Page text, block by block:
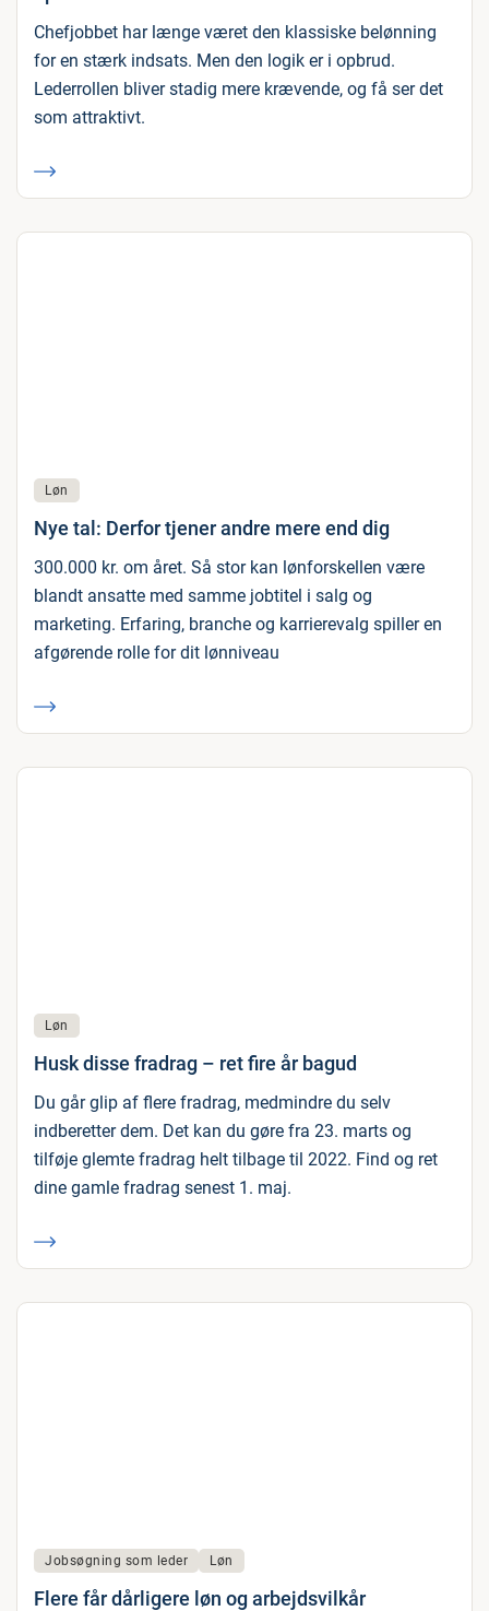
Chefjobbet har længe været den klassiske belønning
for en stærk indsats. Men den logik er i opbrud.
Lederrollen bliver stadig mere krævende, og få ser det
som attraktivt.
Løn
Nye tal: Derfor tjener andre mere end dig
300.000 kr. om året. Så stor kan lønforskellen være
blandt ansatte med samme jobtitel i salg og
marketing. Erfaring, branche og karrierevalg spiller en
afgørende rolle for dit lønniveau
Løn
Husk disse fradrag – ret fire år bagud
Du går glip af flere fradrag, medmindre du selv
indberetter dem. Det kan du gøre fra 23. marts og
tilføje glemte fradrag helt tilbage til 2022. Find og ret
dine gamle fradrag senest 1. maj.
Jobsøgning som leder Løn
Flere får dårligere løn og arbejdsvilkår